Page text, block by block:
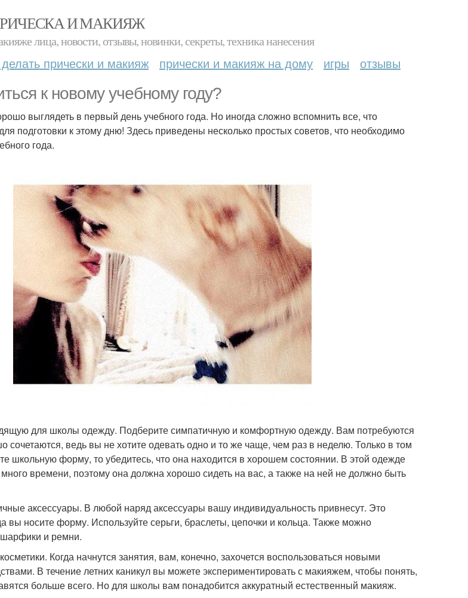
И МАКИЯЖ
лица, новости, отзывы, новинки, секреты, техника нанесения
делать прически и макияж прически и макияж на дому игры отзывы
к новому учебному году?
выглядеть в первый день учебного года. Но иногда сложно вспомнить все, что
подготовки к этому дню! Здесь приведены несколько простых советов, что необходимо
года.
для школы одежду. Подберите симпатичную и комфортную одежду. Вам потребуются
сочетаются, ведь вы не хотите одевать одно и то же чаще, чем раз в неделю. Только в том
школьную форму, то убедитесь, что она находится в хорошем состоянии. В этой одежде
времени, поэтому она должна хорошо сидеть на вас, а также на ней не должно быть
аксессуары. В любой наряд аксессуары вашу индивидуальность привнесут. Это
вы носите форму. Используйте серьги, браслеты, цепочки и кольца. Также можно
и ремни.
Когда начнутся занятия, вам, конечно, захочется воспользоваться новыми
В течение летних каникул вы можете экспериментировать с макияжем, чтобы понять,
больше всего. Но для школы вам понадобится аккуратный естественный макияж.